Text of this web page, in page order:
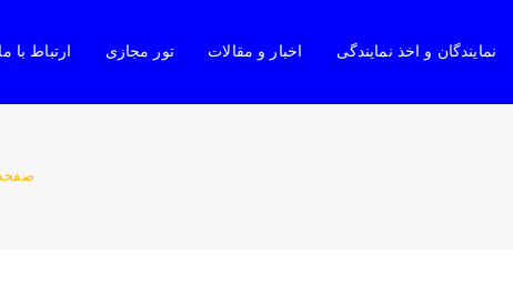
نمایندگان و اخذ نمایندگی اخبار و مقالات تور مجازی ارتباط با ما